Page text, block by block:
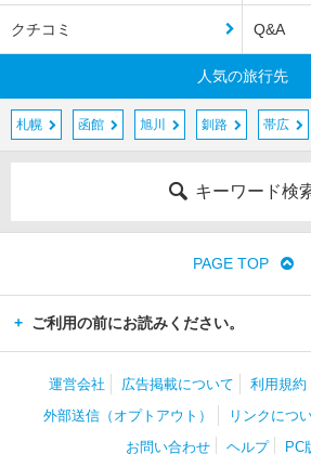
クチコミ Q&A
人気の旅行先
札幌 函館 旭川 釧路 帯広
キーワード検
PAGE TOP
ご利用の前にお読みください。
運営会社 広告掲載について 利用規約
外部送信（オプトアウト）
リンクにつ
お問い合わせ
ヘルプ PC